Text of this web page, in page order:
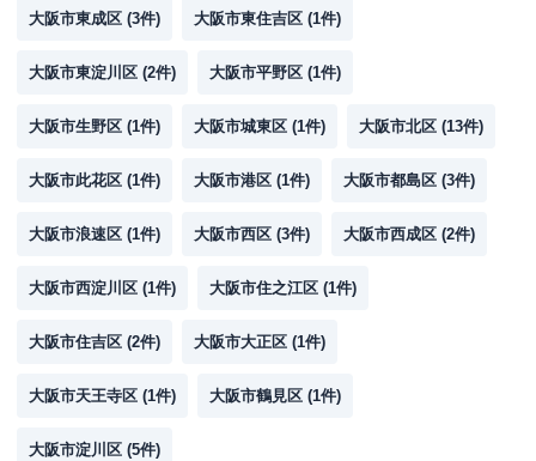
大阪市東成区 (3件) 大阪市東住吉区 (1件)
大阪市東淀川区 (2件) 大阪市平野区 (1件)
大阪市生野区 (1件) 大阪市城東区 (1件) 大阪市北区 (13件)
大阪市此花区 (1件) 大阪市港区 (1件) 大阪市都島区 (3件)
大阪市浪速区 (1件) 大阪市西区 (3件) 大阪市西成区 (2件)
大阪市西淀川区 (1件) 大阪市住之江区 (1件)
大阪市住吉区 (2件) 大阪市大正区 (1件)
大阪市天王寺区 (1件) 大阪市鶴見区 (1件)
大阪市淀川区 (5件)